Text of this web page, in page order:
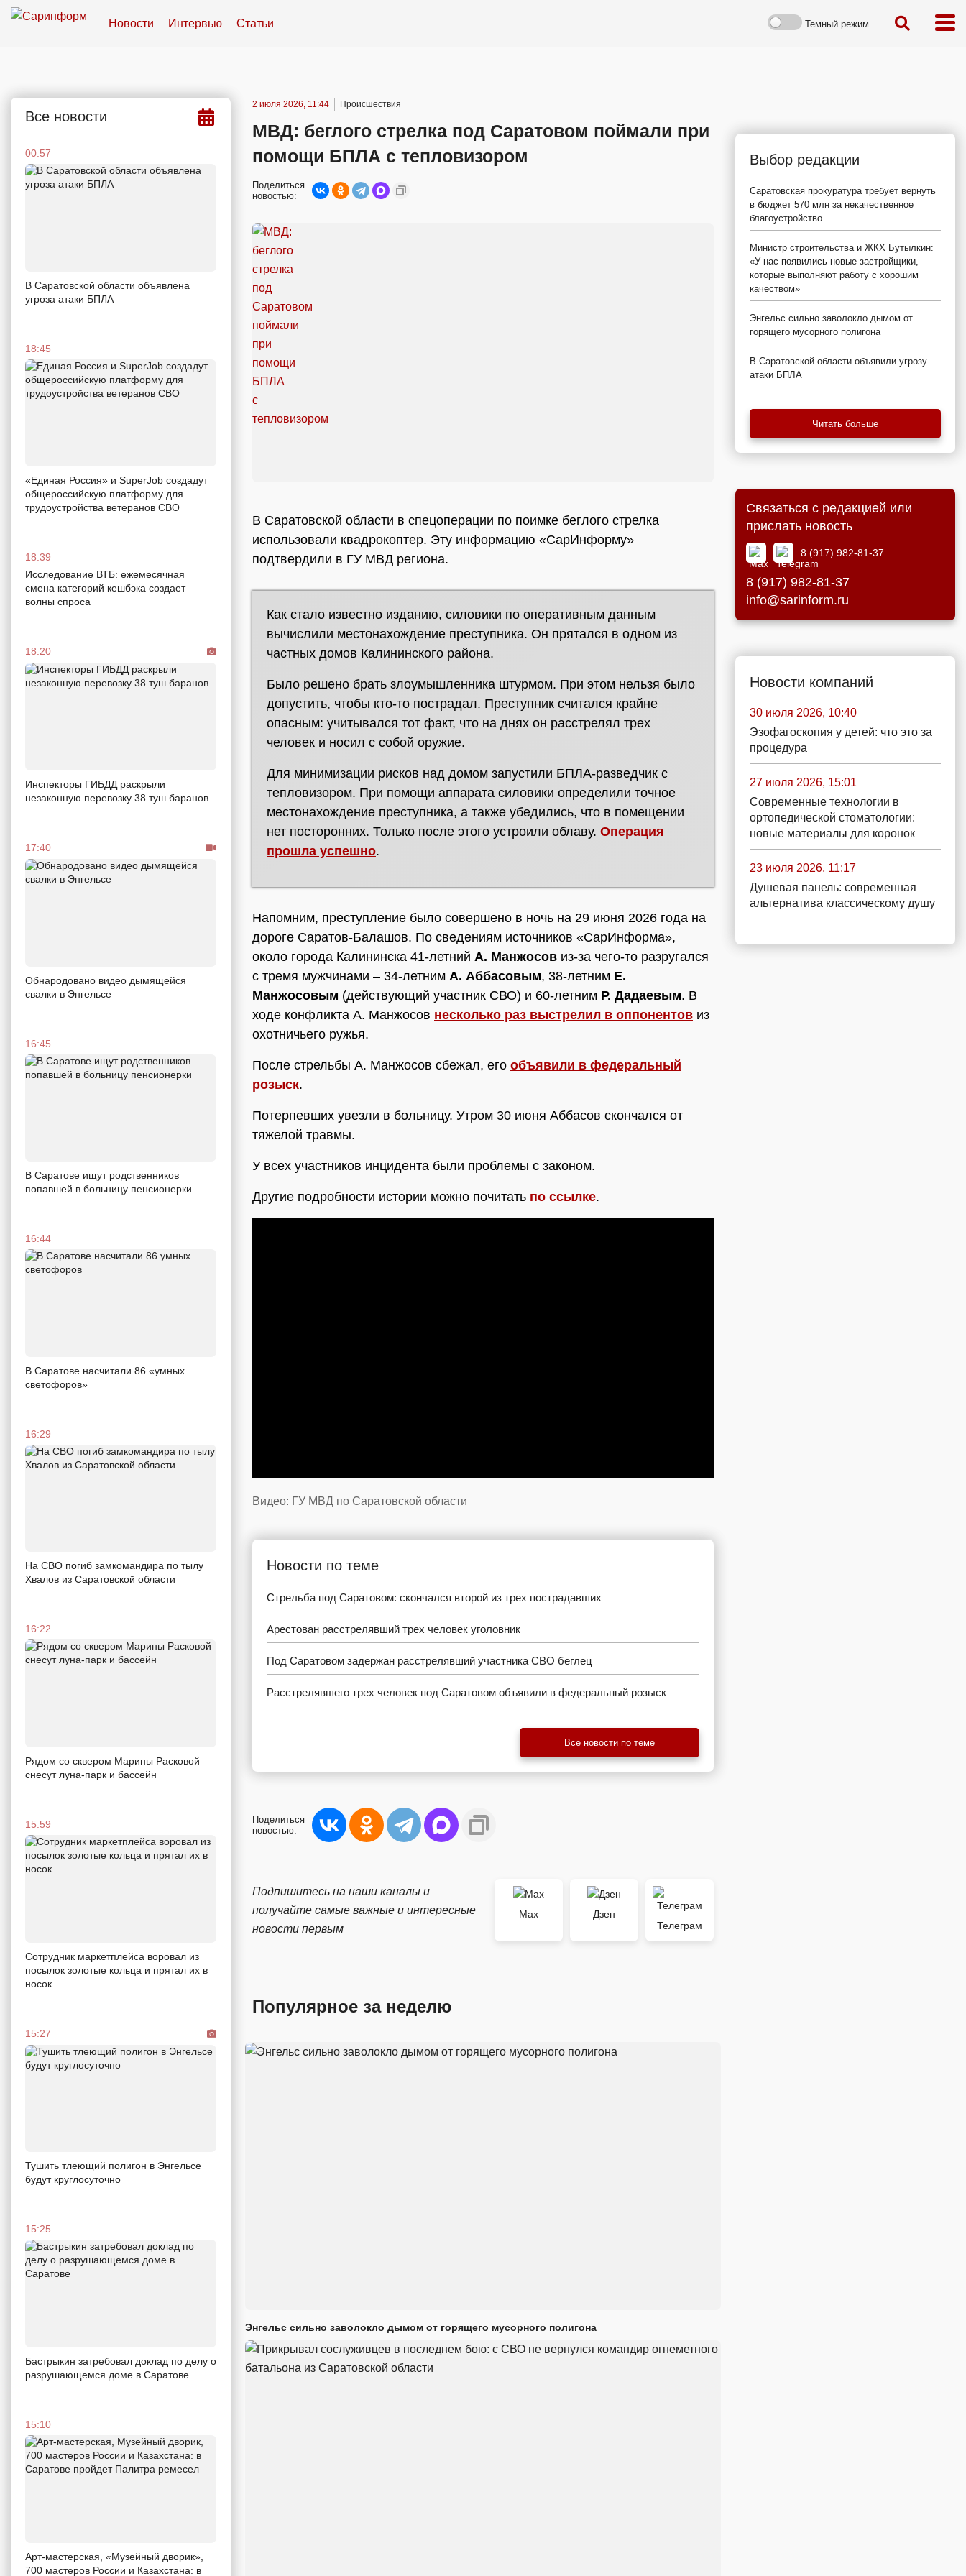
Новости Интервью Статьи Темный режим
Все новости
00:57
В Саратовской области объявлена
угроза атаки БПЛА
18:45
«Единая Россия» и SuperJob создадут
общероссийскую платформу для
трудоустройства ветеранов СВО
18:39
Исследование ВТБ: ежемесячная
смена категорий кешбэка создает
волны спроса
18:20
Инспекторы ГИБДД раскрыли
незаконную перевозку 38 туш баранов
17:40
Обнародовано видео дымящейся
свалки в Энгельсе
16:45
В Саратове ищут родственников
попавшей в больницу пенсионерки
16:44
В Саратове насчитали 86 «умных
светофоров»
16:29
На СВО погиб замкомандира по тылу
Хвалов из Саратовской области
16:22
Рядом со сквером Марины Расковой
снесут луна-парк и бассейн
15:59
Сотрудник маркетплейса воровал из
посылок золотые кольца и прятал их в
носок
15:27
Тушить тлеющий полигон в Энгельсе
будут круглосуточно
15:25
Бастрыкин затребовал доклад по делу о
разрушающемся доме в Саратове
15:10
Арт-мастерская, «Музейный дворик»,
700 мастеров России и Казахстана: в
2 июля 2026, 11:44 Происшествия
МВД: беглого стрелка под Саратовом поймали при
помощи БПЛА с тепловизором
Поделиться
новостью:
В Саратовской области в спецоперации по поимке беглого стрелка
использовали квадрокоптер. Эту информацию «СарИнформу»
подтвердили в ГУ МВД региона.
Как стало известно изданию, силовики по оперативным данным
вычислили местонахождение преступника. Он прятался в одном из
частных домов Калининского района.
Было решено брать злоумышленника штурмом. При этом нельзя было
допустить, чтобы кто-то пострадал. Преступник считался крайне
опасным: учитывался тот факт, что на днях он расстрелял трех
человек и носил с собой оружие.
Для минимизации рисков над домом запустили БПЛА-разведчик с
тепловизором. При помощи аппарата силовики определили точное
местонахождение преступника, а также убедились, что в помещении
нет посторонних. Только после этого устроили облаву. Операция
прошла успешно.
Напомним, преступление было совершено в ночь на 29 июня 2026 года на
дороге Саратов-Балашов. По сведениям источников «СарИнформа»,
около города Калининска 41-летний А. Манжосов из-за чего-то разругался
с тремя мужчинами – 34-летним А. Аббасовым, 38-летним Е.
Манжосовым (действующий участник СВО) и 60-летним Р. Дадаевым. В
ходе конфликта А. Манжосов несколько раз выстрелил в оппонентов из
охотничьего ружья.
После стрельбы А. Манжосов сбежал, его объявили в федеральный
розыск.
Потерпевших увезли в больницу. Утром 30 июня Аббасов скончался от
тяжелой травмы.
У всех участников инцидента были проблемы с законом.
Другие подробности истории можно почитать по ссылке.
Видео: ГУ МВД по Саратовской области
Новости по теме
Стрельба под Саратовом: скончался второй из трех пострадавших
Арестован расстрелявший трех человек уголовник
Под Саратовом задержан расстрелявший участника СВО беглец
Расстрелявшего трех человек под Саратовом объявили в федеральный розыск
Все новости по теме
Поделиться
новостью:
Подпишитесь на наши каналы и
получайте самые важные и интересные
новости первым
Max
Дзен
Телеграм
Популярное за неделю
Энгельс сильно заволокло дымом от горящего мусорного полигона
Выбор редакции
Саратовская прокуратура требует вернуть
в бюджет 570 млн за некачественное
благоустройство
Министр строительства и ЖКХ Бутылкин:
«У нас появились новые застройщики,
которые выполняют работу с хорошим
качеством»
Энгельс сильно заволокло дымом от
горящего мусорного полигона
В Саратовской области объявили угрозу
атаки БПЛА
Читать больше
Связаться с редакцией или
прислать новость
8 (917) 982-81-37
8 (917) 982-81-37
info@sarinform.ru
Новости компаний
30 июля 2026, 10:40
Эзофагоскопия у детей: что это за
процедура
27 июля 2026, 15:01
Современные технологии в
ортопедической стоматологии:
новые материалы для коронок
23 июля 2026, 11:17
Душевая панель: современная
альтернатива классическому душу